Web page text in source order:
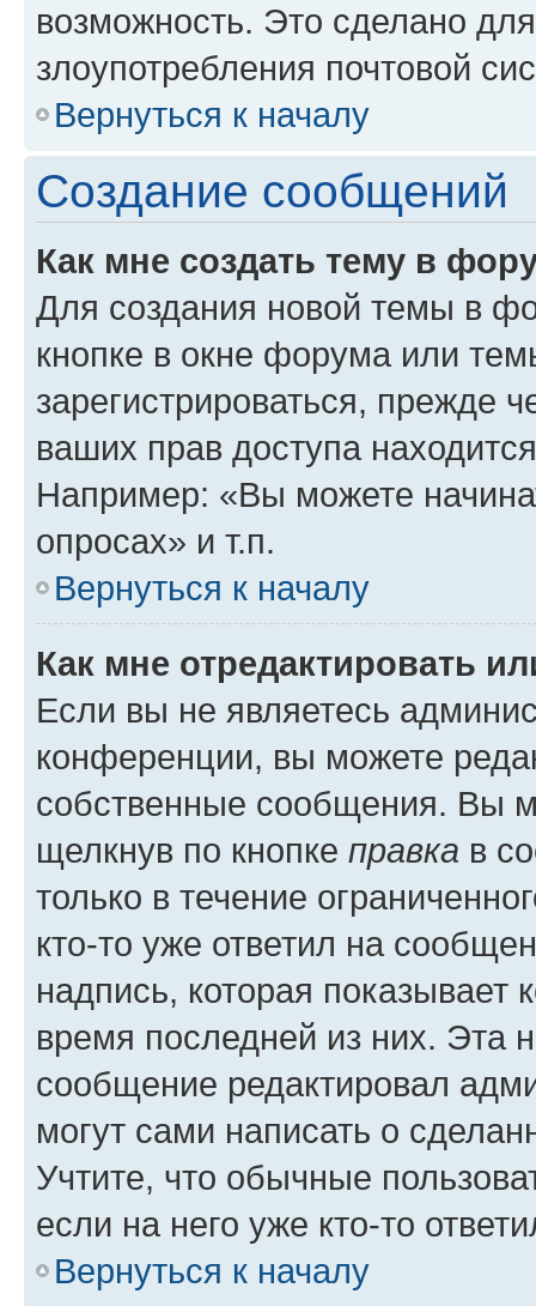
возможность. Это сделано
злоупотребления почтовой
Вернуться к началу
Создание сообщений
Как мне создать тему в
Для создания новой темы в
кнопке в окне форума или
зарегистрироваться, прежде
ваших прав доступа
Например: «Вы можете
опросах» и т.п.
Вернуться к началу
Как мне отредактировать
Если вы не являетесь
конференции, вы можете
собственные сообщения. Вы
щелкнув по кнопке правка в
только в течение
кто-то уже ответил на
надпись, которая показывает
время последней из них. Эта
сообщение редактировал
могут сами написать о
Учтите, что обычные
если на него уже кто-то
Вернуться к началу